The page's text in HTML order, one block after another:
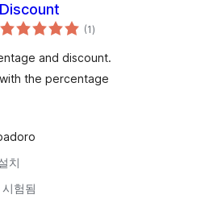
Discount
(1전
체
점
)
and discount.
the percentage
치
험됨